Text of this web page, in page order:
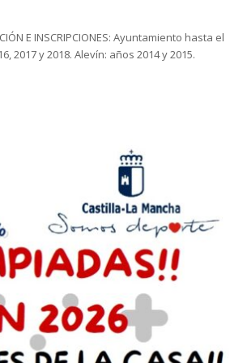
E INSCRIPCIONES: Ayuntamiento hasta el
2017 y 2018. Alevín: años 2014 y 2015.